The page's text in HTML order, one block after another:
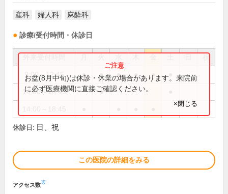
産科 婦人科 麻酔科
診療/受付時間・休診日
祝
9:00～12:45 ● ● ● ● ●
14:00～16:45 ●
お盆(8月中旬)は休診・休業の場合があります。来院前
に必ず医療機関に直接ご確認ください。
×閉じる
休診日: 日、祝
この医院の詳細をみる
アクセス数※